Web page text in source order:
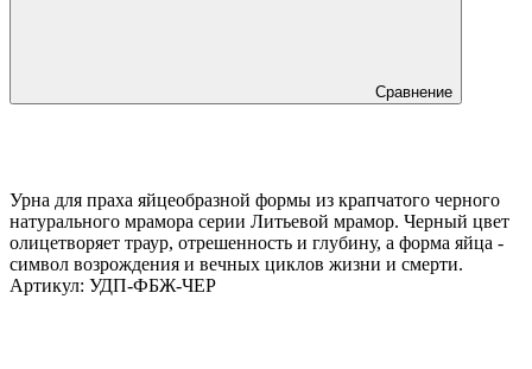
Сравнение
Урна для праха яйцеобразной формы из крапчатого черного
натурального мрамора серии Литьевой мрамор. Черный цвет
олицетворяет траур, отрешенность и глубину, а форма яйца -
символ возрождения и вечных циклов жизни и смерти.
Артикул: УДП-ФБЖ-ЧЕР